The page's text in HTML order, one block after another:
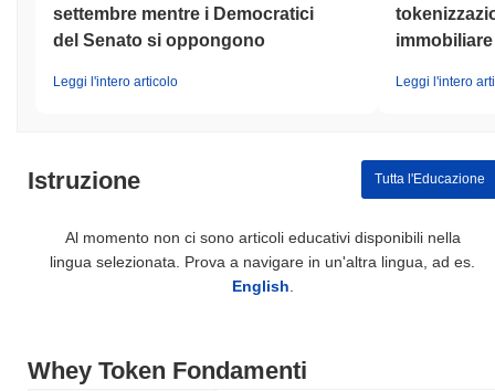
settembre mentre i Democratici
del Senato si oppongono
Leggi l'intero articolo Leggi l'intero
Istruzione Tutta l'Educazione
Al momento non ci sono articoli educativi disponibili nella
lingua selezionata. Prova a navigare in un'altra lingua, ad es.
English
Whey Token Fondamenti